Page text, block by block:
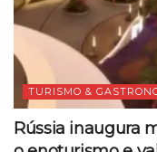
TURISMO &
Rússia inaugura